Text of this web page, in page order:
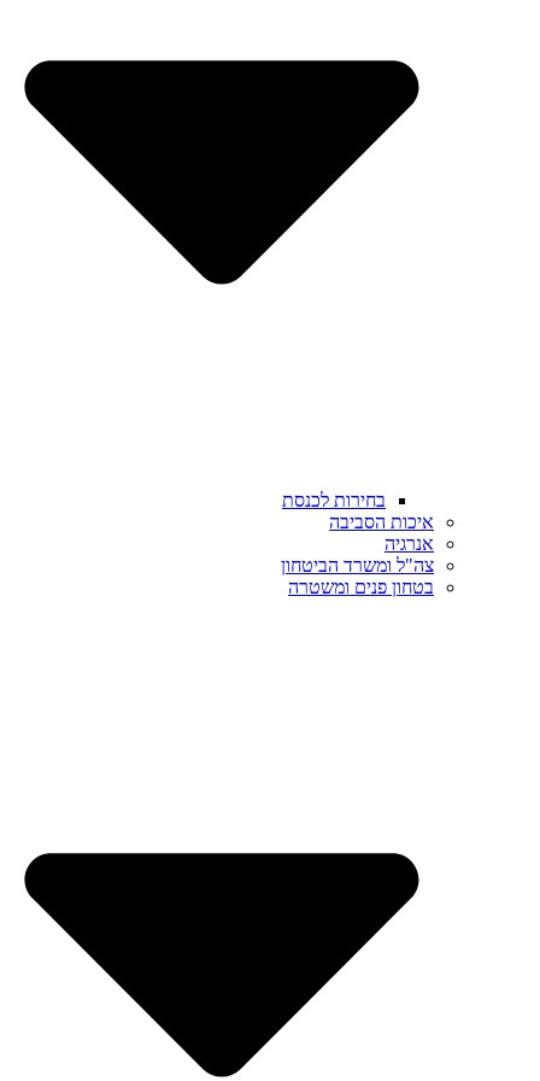
בחירות לכנסת
איכות הסביבה
אנרגיה
צה"ל ומשרד הביטחון
בטחון פנים ומשטרה